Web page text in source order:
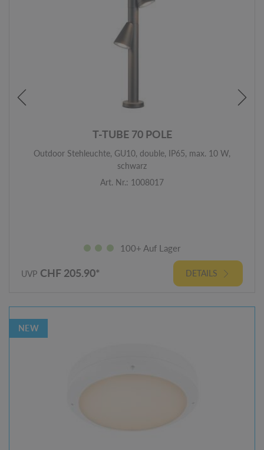
T-TUBE 70 POLE
Outdoor Stehleuchte, GU10, double, IP65, max. 10 W,
schwarz
Art. Nr.: 1008017
100+ Auf Lager
UVP CHF 205.90* DETAILS
NEW